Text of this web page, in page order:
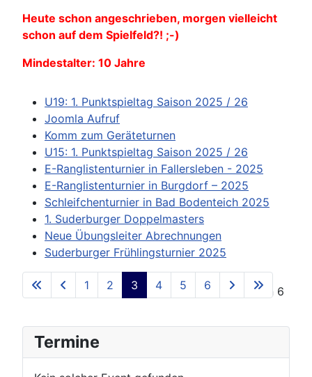
Heute schon angeschrieben, morgen vielleicht
schon auf dem Spielfeld?! ;-)
Mindestalter: 10 Jahre
U19: 1. Punktspieltag Saison 2025 / 26
Joomla Aufruf
Komm zum Geräteturnen
U15: 1. Punktspieltag Saison 2025 / 26
E-Ranglistenturnier in Fallersleben - 2025
E-Ranglistenturnier in Burgdorf – 2025
Schleifchenturnier in Bad Bodenteich 2025
1. Suderburger Doppelmasters
Neue Übungsleiter Abrechnungen
Suderburger Frühlingsturnier 2025
Seite 3 von 6
1 2 3 4 5 6
Termine